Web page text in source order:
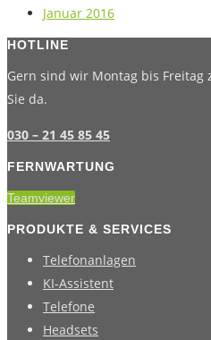
Januar 2016
HOTLINE
Gern sind wir Montag bis
Sie da.
030 – 21 45 85 45
FERNWARTUNG
Teamviewer
PRODUKTE & SERVICES
Telefonanlagen
KI-Assistent
Telefone
Headsets